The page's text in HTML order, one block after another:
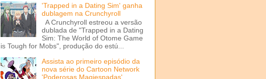
'Trapped in a Dating Sim' ganha
dublagem na Crunchyroll
A Crunchyroll estreou a versão
dublada de "Trapped in a Dating
Sim: The World of Otome Game
is Tough for Mobs", produção do estú...
Assista ao primeiro episódio da
nova série do Cartoon Network
'Poderosas Magiespadas'